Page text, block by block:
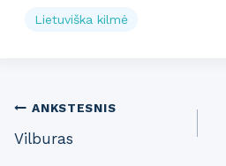
Lietuviška kilmė
Post
navigation
ANKSTESNIS
Vilburas